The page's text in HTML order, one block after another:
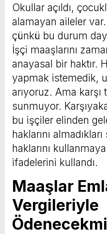
Okullar açıldı,
alamayan aileler
çünkü bu durum
İşçi maaşlarını
anayasal bir haktır.
yapmak istemedik,
arıyoruz. Ama
sunmuyor.
bu işçiler elinden
haklarını
haklarını
ifadelerini kullandı.
Maaşlar
Vergileriyle